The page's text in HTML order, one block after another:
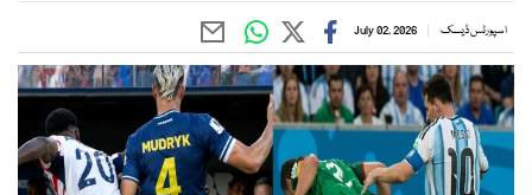
اسپورٹس ڈیسک July 02, 2026